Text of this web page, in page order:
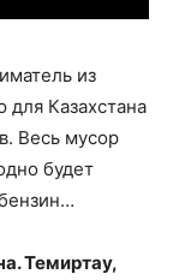
из
для Казахстана
Весь мусор
будет
Темиртау,